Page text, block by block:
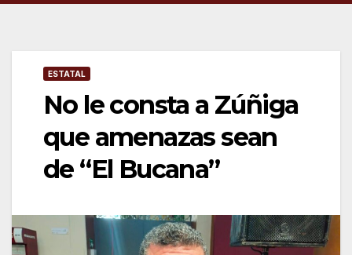
ESTATAL
No le consta a Zúñiga
que amenazas sean
de “El Bucana”